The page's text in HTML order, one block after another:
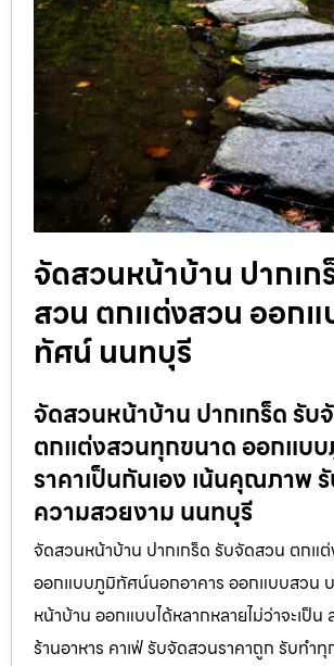
จัดสวนหน้าบ้าน ปากเก
สวน ตกแต่งสวน ออก
ทัศน์ นนทบุรี
จัดสวนหน้าบ้าน ปากเกร็ด รับ
ตกแต่งสวนทุกขนาด ออกแบ
ราคาเป็นกันเอง เน้นคุณภาพ
ความสวยงาม นนทบุรี
จัดสวนหน้าบ้าน ปากเกร็ด รับจัดสวน ตกแ
ออกแบบภูมิทัศน์นอกอาคาร ออกแบบสวน
หน้าบ้าน ออกแบบได้หลากหลายไม่ว่าจะเป็
ร้านอาหาร คาเฟ่ รับจัดสวนราคาถูก รับทำ